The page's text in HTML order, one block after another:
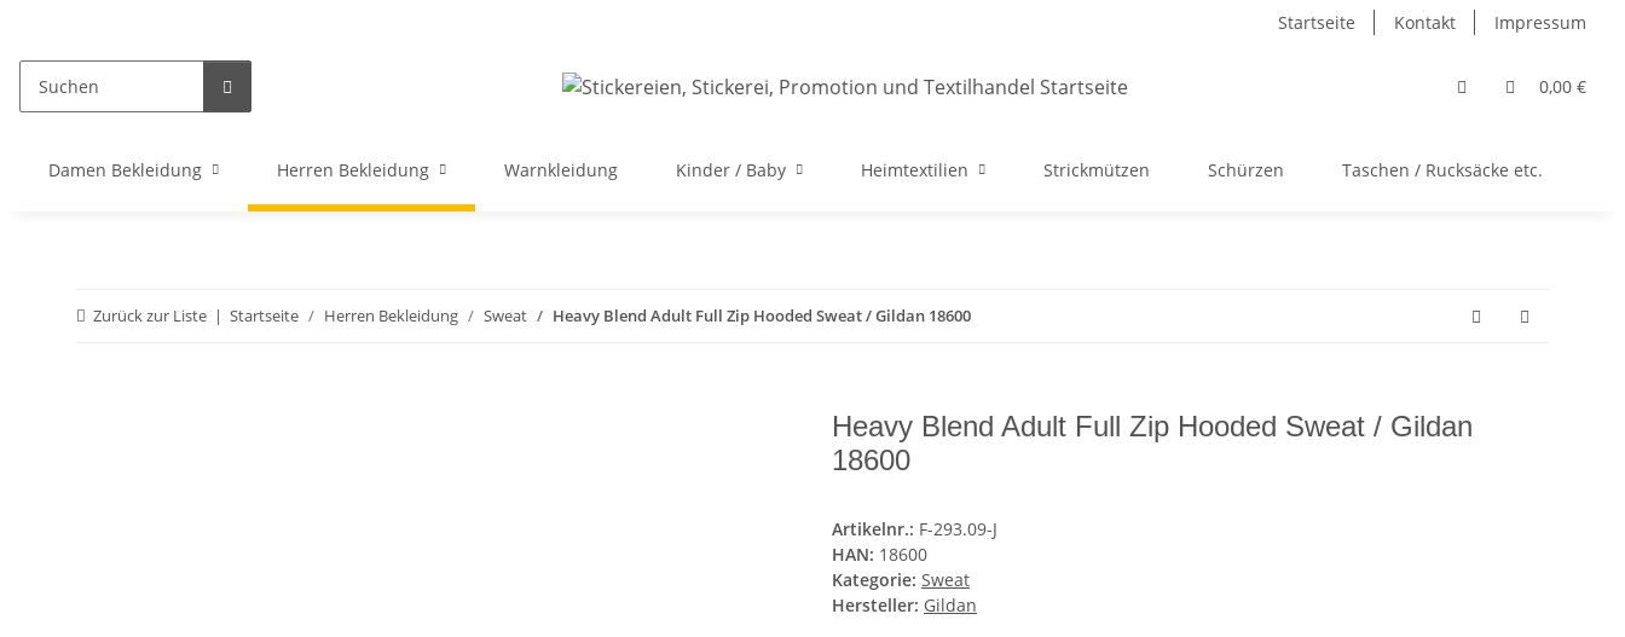
Startseite Kontakt Impressum
0,00 €
Damen Bekleidung Herren Bekleidung Warnkleidung Kinder / Baby Heimtextilien Strickmützen Schürzen Taschen / Rucksäcke etc.
Zurück zur Liste Startseite Herren Bekleidung Sweat Heavy Blend Adult Full Zip Hooded Sweat / Gildan 18600
Heavy Blend Adult Full Zip Hooded Sweat / Gildan
18600
Artikelnr.: F-293.09-J
HAN: 18600
Kategorie: Sweat
Hersteller: Gildan